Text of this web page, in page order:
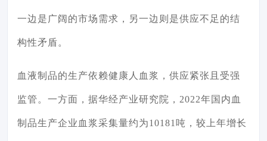
一边是广阔的市场需求，另一边则是供应不足的结
构性矛盾。
血液制品的生产依赖健康人血浆，供应紧张且受强
监管。一方面，据华经产业研究院，2022年国内血
制品生产企业血浆采集量约为10181吨，较上年增长